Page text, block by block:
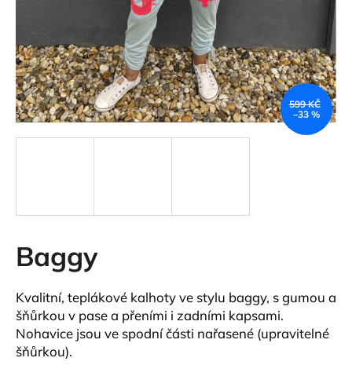
Baggy
Kvalitní, teplákové kalhoty ve stylu baggy, s gumou a
šňůrkou v pase a přeními i zadními kapsami.
Nohavice jsou ve spodní části nařasené (upravitelné
šňůrkou).
599 KČ
–33 %
a
j
í
t
?
D
o
o
r
u
č